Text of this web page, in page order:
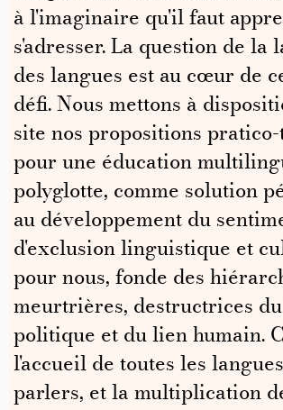
à l'imaginaire qu'il faut
s'adresser. La question de la
des langues est au cœur de
défi. Nous mettons à
site nos propositions
pour une éducation
polyglotte, comme solution
au développement du
d'exclusion linguistique et
pour nous, fonde des
meurtrières, destructrices
politique et du lien humain.
l'accueil de toutes les
parlers, et la multiplication